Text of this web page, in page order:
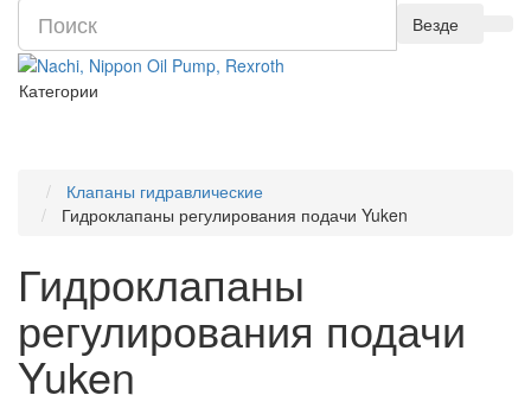
Везде
Категории
Клапаны гидравлические
Гидроклапаны регулирования подачи Yuken
Гидроклапаны
регулирования подачи
Yuken